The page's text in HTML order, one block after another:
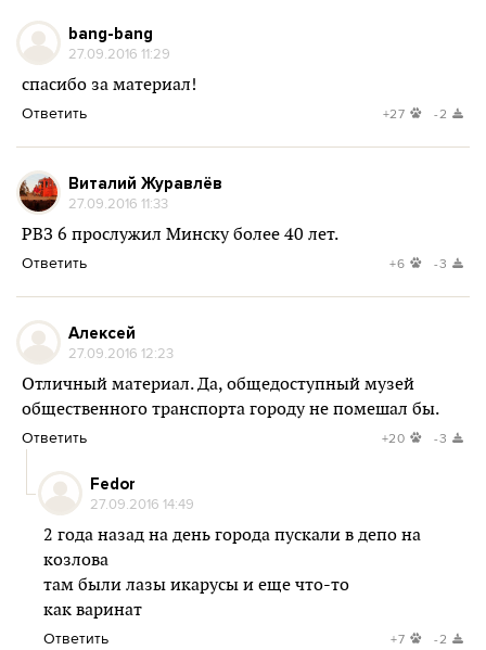
bang-bang
27.09.2016 11:29
спасибо за материал!
Ответить +27 -2
Виталий Журавлёв
27.09.2016 11:33
РВЗ 6 прослужил Минску более 40 лет.
Ответить +6 -3
Алексей
27.09.2016 12:23
Отличный материал. Да, общедоступный музей
общественного транспорта городу не помешал бы.
Ответить +20 -3
Fedor
27.09.2016 14:49
2 года назад на день города пускали в депо на
козлова
там были лазы икарусы и еще что-то
как варинат
Ответить +7 -2